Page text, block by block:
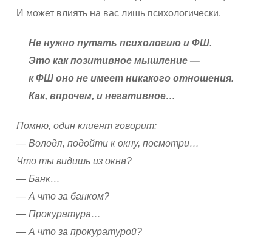
И может влиять на вас лишь психологически.
Не нужно путать психологию и ФШ.
Это как позитивное мышление —
к ФШ оно не имеет никакого отношения.
Как, впрочем, и негативное…
Помню, один клиент говорит:
— Володя, подойти к окну, посмотри…
Что ты видишь из окна?
— Банк…
— А что за банком?
— Прокуратура…
— А что за прокуратурой?